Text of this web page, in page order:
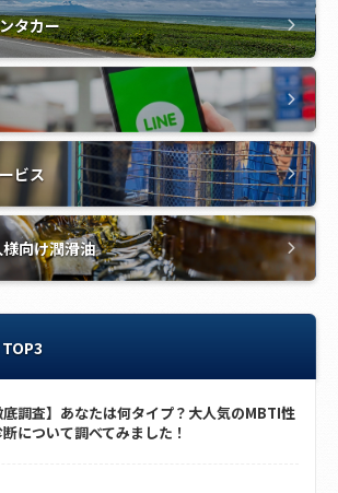
タカー
ビス
向け潤滑油
底調査】あなたは何タイプ？大人気のMBTI性
について調べてみました！